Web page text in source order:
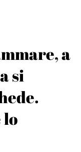
a
si
lo